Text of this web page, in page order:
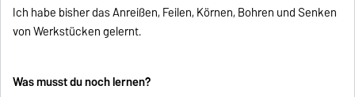
Ich habe bisher das Anreißen, Feilen, Körnen, Bohren und Senken
von Werkstücken gelernt.
Was musst du noch lernen?